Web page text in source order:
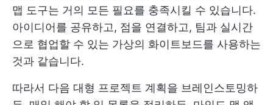
맵 도구는 거의 모든 필요를 충족시킬 수 있습니다.
아이디어를 공유하고, 점을 연결하고, 팀과 실시간
으로 협업할 수 있는 가상의 화이트보드를 사용하는
것과 같습니다.
따라서 다음 대형 프로젝트 계획을 브레인스토밍하